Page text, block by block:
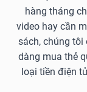
hàng tháng
video hay cần
sách, chúng tôi
dàng mua thẻ
loại tiền điện